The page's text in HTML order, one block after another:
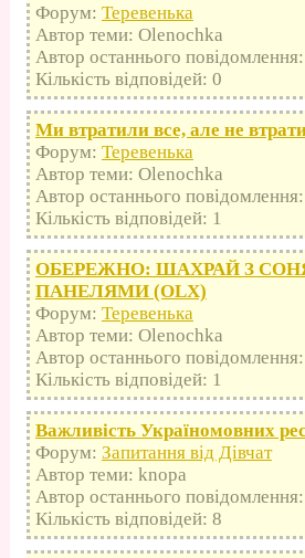
Форум: Теревенька
Автор теми: Olenochka
Автор останнього
Кількість відповідей: 0
Ми втратили все, але не
Форум: Теревенька
Автор теми: Olenochka
Автор останнього
Кількість відповідей: 1
ОБЕРЕЖНО: ШАХРАЙ З
ПАНЕЛЯМИ (OLX)
Форум: Теревенька
Автор теми: Olenochka
Автор останнього
Кількість відповідей: 1
Важливість Україномовних
Форум: Запитання від Дівчат
Автор теми: knopa
Автор останнього
Кількість відповідей: 8